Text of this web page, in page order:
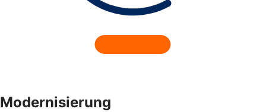
Modernisierung